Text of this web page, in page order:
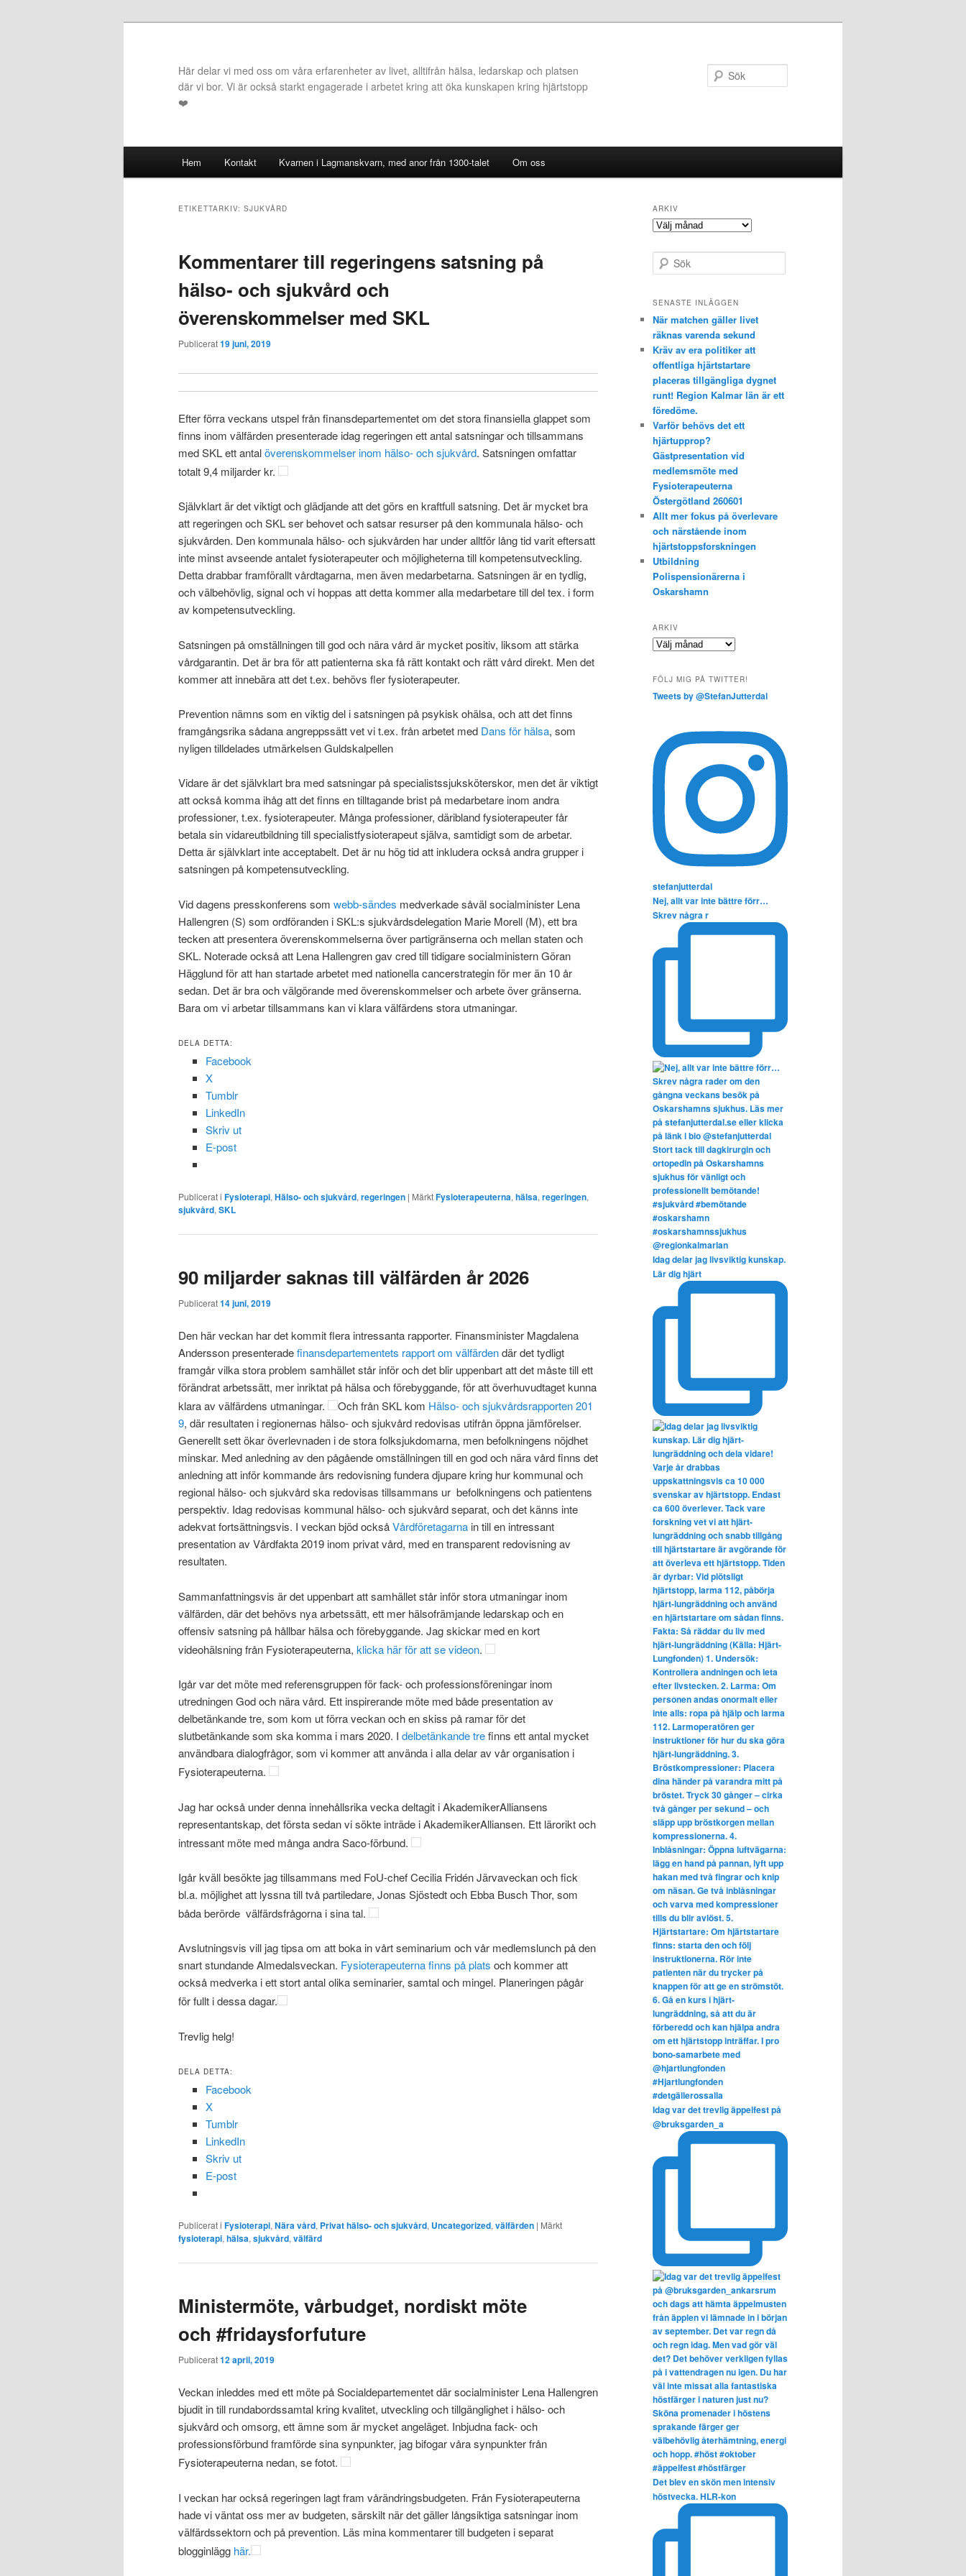
Här delar vi med oss om våra erfarenheter av livet, alltifrån hälsa, ledarskap och platsen
där vi bor. Vi är också starkt engagerade i arbetet kring att öka kunskapen kring hjärtstopp
❤️
Hem Kontakt Kvarnen i Lagmanskvarn, med anor från 1300-talet Om oss
ETIKETTARKIV: SJUKVÅRD
Kommentarer till regeringens satsning på
hälso- och sjukvård och
överenskommelser med SKL
Publicerat19 juni, 2019
Efter förra veckans utspel från finansdepartementet om det stora finansiella glappet som
finns inom välfärden presenterade idag regeringen ett antal satsningar och tillsammans
med SKL ett antalöverenskommelser inom hälso- och sjukvård. Satsningen omfattar
totalt 9,4 miljarder kr.
Självklart är det viktigt och glädjande att det görs en kraftfull satsning. Det är mycket bra
att regeringen och SKL ser behovet och satsar resurser på den kommunala hälso- och
sjukvården. Den kommunala hälso- och sjukvården har under alltför lång tid varit eftersatt
inte minst avseende antalet fysioterapeuter och möjligheterna till kompetensutveckling.
Detta drabbar framförallt vårdtagarna, men även medarbetarna. Satsningen är en tydlig,
och välbehövlig, signal och vi hoppas att detta kommer alla medarbetare till del tex. i form
av kompetensutveckling.
Satsningen på omställningen till god och nära vård är mycket positiv, liksom att stärka
vårdgarantin. Det är bra för att patienterna ska få rätt kontakt och rätt vård direkt. Men det
kommer att innebära att det t.ex. behövs fler fysioterapeuter.
Prevention nämns som en viktig del i satsningen på psykisk ohälsa, och att det finns
framgångsrika sådana angreppssätt vet vi t.ex. från arbetet med Dans för hälsa, som
nyligen tilldelades utmärkelsen Guldskalpellen
Vidare är det självklart bra med satsningar på specialistssjuksköterskor, men det är viktigt
att också komma ihåg att det finns en tilltagande brist på medarbetare inom andra
professioner, t.ex. fysioterapeuter. Många professioner, däribland fysioterapeuter får
betala sin vidareutbildning till specialistfysioterapeut själva, samtidigt som de arbetar.
Detta är självklart inte acceptabelt. Det är nu hög tid att inkludera också andra grupper i
satsningen på kompetensutveckling.
Vid dagens presskonferens som webb-sändes medverkade såväl socialminister Lena
Hallengren (S) som ordföranden i SKL:s sjukvårdsdelegation Marie Morell (M), ett bra
tecken att presentera överenskommelserna över partigränserna och mellan staten och
SKL. Noterade också att Lena Hallengren gav cred till tidigare socialministern Göran
Hägglund för att han startade arbetet med nationella cancerstrategin för mer än 10 år
sedan. Det är bra och välgörande med överenskommelser och arbete över gränserna.
Bara om vi arbetar tillsammans kan vi klara välfärdens stora utmaningar.
DELA DETTA:
Facebook
X
Tumblr
LinkedIn
Skriv ut
E-post
Publicerat i Fysioterapi,Hälso- och sjukvård,regeringen | MärktFysioterapeuterna,hälsa,regeringen,
sjukvård,SKL
90 miljarder saknas till välfärden år 2026
Publicerat14 juni, 2019
Den här veckan har det kommit flera intressanta rapporter. Finansminister Magdalena
Andersson presenteradefinansdepartementets rapport om välfärdendär det tydligt
framgår vilka stora problem samhället står inför och det blir uppenbart att det måste till ett
förändrat arbetssätt, mer inriktat på hälsa och förebyggande, för att överhuvudtaget kunna
klara av välfärdens utmaningar.
Och från SKL kom Hälso- och sjukvårdsrapporten 201
9, där resultaten i regionernas hälso- och sjukvård redovisas utifrån öppna jämförelser.
Generellt sett ökar överlevnaden i de stora folksjukdomarna, men befolkningens nöjdhet
minskar. Med anledning av den pågående omställningen till en god och nära vård finns det
anledning att inför kommande års redovisning fundera djupare kring hur kommunal och
regional hälso- och sjukvård ska redovisas tillsammans ur befolkningens och patientens
perspektiv. Idag redovisas kommunal hälso- och sjukvård separat, och det känns inte
adekvat fortsättningsvis. I veckan bjöd ocksåVårdföretagarna in till en intressant
presentation av Vårdfakta 2019 inom privat vård, med en transparent redovisning av
resultaten.
Sammanfattningsvis är det uppenbart att samhället står inför stora utmaningar inom
välfärden, där det behövs nya arbetssätt, ett mer hälsofrämjande ledarskap och en
offensiv satsning på hållbar hälsa och förebyggande. Jag skickar med en kort
videohälsning från Fysioterapeuterna, klicka här för att se videon.
Igår var det möte med referensgruppen för fack- och professionsföreningar inom
utredningen God och nära vård. Ett inspirerande möte med både presentation av
delbetänkande tre, som kom ut förra veckan och en skiss på ramar för det
slutbetänkande som ska komma i mars 2020. I delbetänkande trefinns ett antal mycket
användbara dialogfrågor, som vi kommer att använda i alla delar av vår organisation i
Fysioterapeuterna.
Jag har också under denna innehållsrika vecka deltagit i AkademikerAlliansens
representantskap, det första sedan vi sökte inträde i AkademikerAlliansen. Ett lärorikt och
intressant möte med många andra Saco-förbund.
Igår kväll besökte jag tillsammans med FoU-chef Cecilia Fridén Järvaveckan och fick
bl.a. möjlighet att lyssna till två partiledare, Jonas Sjöstedt och Ebba Busch Thor, som
båda berörde välfärdsfrågorna i sina tal.
Avslutningsvis vill jag tipsa om att boka in vårt seminarium och vår medlemslunch på den
snart stundande Almedalsveckan. Fysioterapeuterna finns på plats och kommer att
också medverka i ett stort antal olika seminarier, samtal och mingel. Planeringen pågår
för fullt i dessa dagar.
Trevlig helg!
DELA DETTA:
Facebook
X
Tumblr
LinkedIn
Skriv ut
E-post
Publicerat i Fysioterapi, Nära vård, Privat hälso- och sjukvård, Uncategorized, välfärden | Märkt
fysioterapi, hälsa, sjukvård, välfärd
Ministermöte, vårbudget, nordiskt möte
och #fridaysforfuture
Publicerat12 april, 2019
Veckan inleddes med ett möte på Socialdepartementet där socialminister Lena Hallengren
bjudit in till rundabordssamtal kring kvalitet, utveckling och tillgänglighet i hälso- och
sjukvård och omsorg, ett ämne som är mycket angeläget. Inbjudna fack- och
professionsförbund framförde sina synpunkter, jag bifogar våra synpunkter från
Fysioterapeuterna nedan, se fotot.
I veckan har också regeringen lagt fram vårändringsbudgeten. Från Fysioterapeuterna
hade vi väntat oss mer av budgeten, särskilt när det gäller långsiktiga satsningar inom
välfärdssektorn och på prevention. Läs mina kommentarer till budgeten i separat
blogginlägg här.
ARKIV
Arkiv
ö
SENASTE INLÄGGEN
När matchen gäller livet
räknas varenda sekund
Kräv av era politiker att
offentliga hjärtstartare
placeras tillgängliga dygnet
runt! Region Kalmar län är ett
föredöme.
Varför behövs det ett
hjärtupprop?
Gästpresentation vid
medlemsmöte med
Fysioterapeuterna
Östergötland 260601
Allt mer fokus på överlevare
och närstående inom
hjärtstoppsforskningen
Utbildning
Polispensionärerna i
Oskarshamn
ARKIV
Arkiv
FÖLJ MIG PÅ TWITTER!
Tweets by @StefanJutterdal
stefanjutterdal
Nej, allt var inte bättre förr…
Skrev några r
Idag delar jag livsviktig kunskap.
Lär dig hjärt
Idag var det trevlig äppelfest på
@bruksgarden_a
Det blev en skön men intensiv
höstvecka. HLR-kon